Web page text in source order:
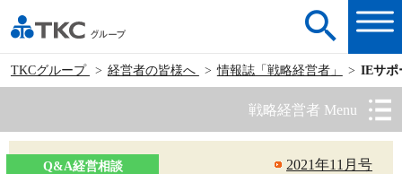
TKCグループ 経営者の皆様へ 情報誌「戦略経営者」 IEサポ
戦略経営者 Menu
2021年11月号
Q&A経営相談